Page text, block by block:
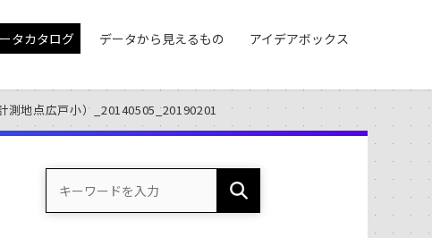
タカタログ データから見えるもの アイデアボックス
測地点広戸小）_20140505_20190201